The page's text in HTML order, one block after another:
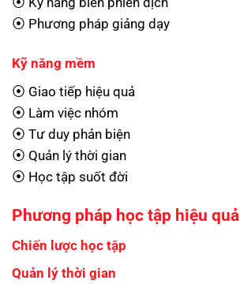
⦿ Phương pháp giảng dạy
Kỹ năng mềm
⦿ Giao tiếp hiệu quả
⦿ Làm việc nhóm
⦿ Tư duy phản biện
⦿ Quản lý thời gian
⦿ Học tập suốt đời
Phương pháp học tập hiệu quả
Chiến lược học tập
Quản lý thời gian